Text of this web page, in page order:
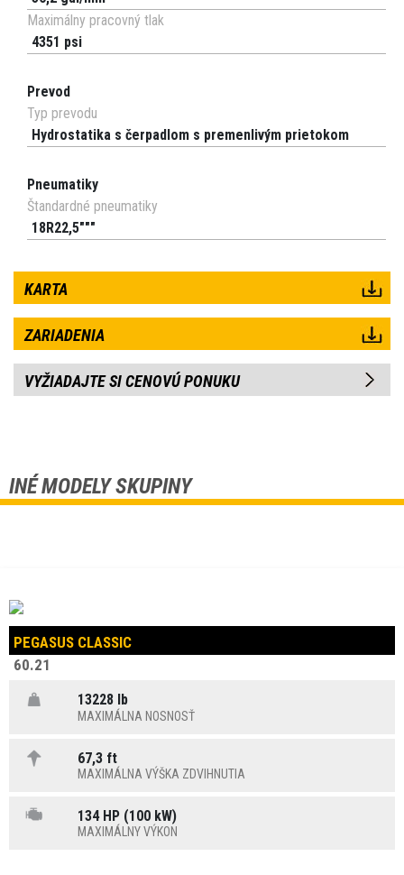
Maximálny pracovný tlak
4351 psi
Prevod
Typ prevodu
Hydrostatika s čerpadlom s premenlivým prietokom
Pneumatiky
Štandardné pneumatiky
18R22,5"""
KARTA
ZARIADENIA
VYŽIADAJTE SI CENOVÚ PONUKU
INÉ MODELY SKUPINY
PEGASUS CLASSIC
60.21
13228 lb
MAXIMÁLNA NOSNOSŤ
67,3 ft
MAXIMÁLNA VÝŠKA ZDVIHNUTIA
134 HP (100 kW)
MAXIMÁLNY VÝKON